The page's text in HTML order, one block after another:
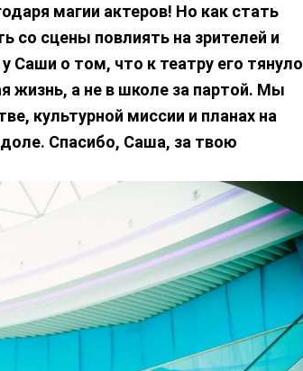
магии актеров! Но как стать
со сцены повлиять на зрителей и
Саши о том, что к театру его тянуло
жизнь, а не в школе за партой. Мы
культурной миссии и планах на
Спасибо, Саша, за твою